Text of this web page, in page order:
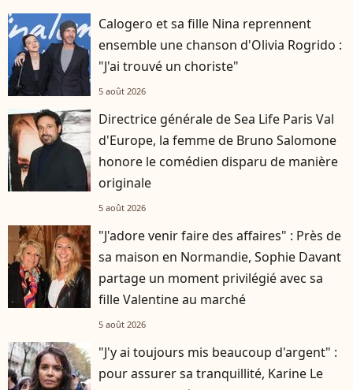
Calogero et sa fille Nina reprennent
ensemble une chanson d'Olivia Rogrido :
"J'ai trouvé un choriste"
5 août 2026
Directrice générale de Sea Life Paris Val
d'Europe, la femme de Bruno Salomone
honore le comédien disparu de manière
originale
5 août 2026
"J'adore venir faire des affaires" : Près de
sa maison en Normandie, Sophie Davant
partage un moment privilégié avec sa
fille Valentine au marché
5 août 2026
"J'y ai toujours mis beaucoup d'argent" :
pour assurer sa tranquillité, Karine Le